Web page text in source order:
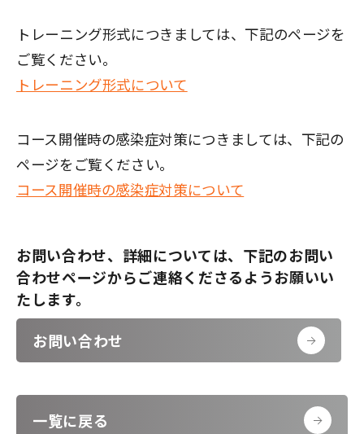
トレーニング形式につきましては、下記のページを
ご覧ください。
トレーニング形式について
コース開催時の感染症対策につきましては、下記の
ページをご覧ください。
コース開催時の感染症対策について
お問い合わせ、詳細については、下記のお問い
合わせページからご連絡くださるようお願いい
たします。
お問い合わせ
一覧に戻る